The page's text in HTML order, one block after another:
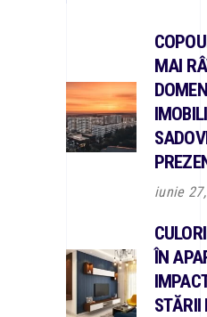
MAI
iunie
ÎN
STĂRII